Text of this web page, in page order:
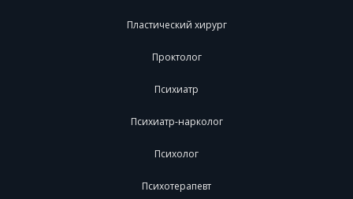
Пластический хирург
Проктолог
Психиатр
Психиатр-нарколог
Психолог
Психотерапевт